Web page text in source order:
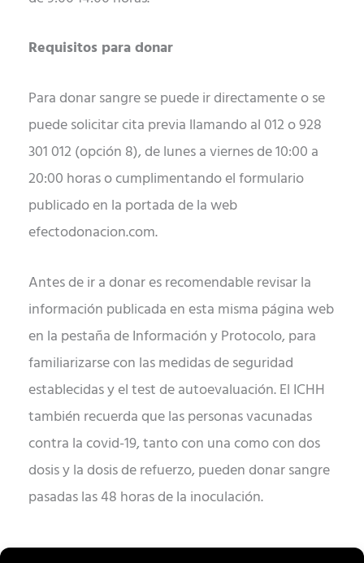
Requisitos para donar
Para donar sangre se puede ir directamente o se
puede solicitar cita previa llamando al 012 o 928
301 012 (opción 8), de lunes a viernes de 10:00 a
20:00 horas o cumplimentando el formulario
publicado en la portada de la web
efectodonacion.com.
Antes de ir a donar es recomendable revisar la
información publicada en esta misma página web
en la pestaña de Información y Protocolo, para
familiarizarse con las medidas de seguridad
establecidas y el test de autoevaluación.El ICHH
también recuerda que las personas vacunadas
contra la covid-19, tanto con una como con dos
dosis y la dosis de refuerzo, pueden donar sangre
pasadas las 48 horas de la inoculación.